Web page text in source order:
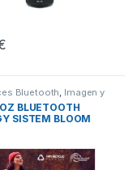
Bluetooth, Imagen y
,Sonido
BLUETOOTH
SISTEM BLOOM